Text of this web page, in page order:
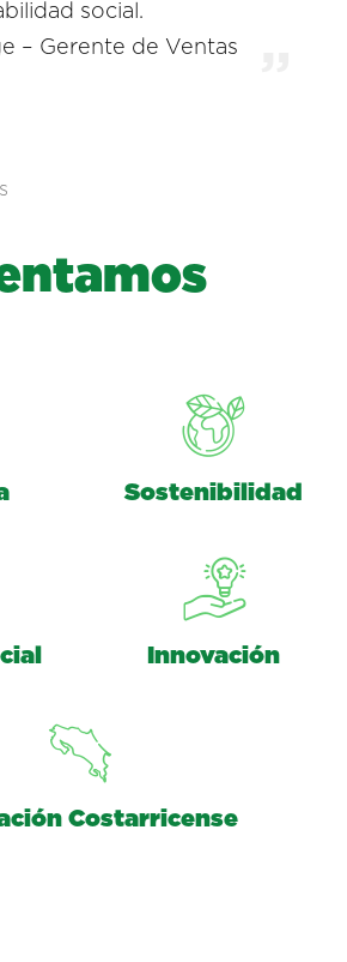
social.
– Gerente de Ventas
ntamos
Sostenibilidad
Innovación
Costarricense